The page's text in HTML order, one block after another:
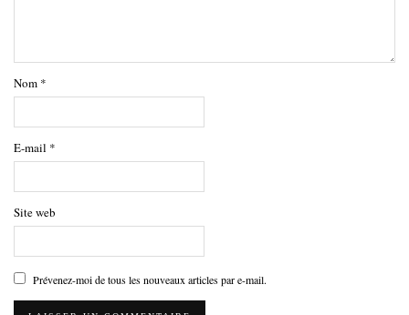
Nom *
E-mail *
Site web
Prévenez-moi de tous les nouveaux articles par e-mail.